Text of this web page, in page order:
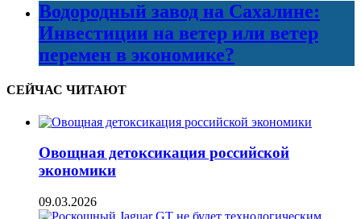
Водородный завод на Сахалине:
Инвестиции на ветер или ветер
перемен в экономике?
СЕЙЧАС ЧИТАЮТ
Овощная детоксикация российской
экономики
09.03.2026